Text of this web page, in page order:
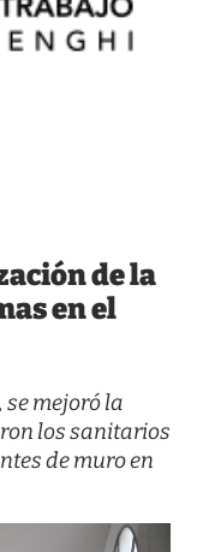
de la
en el
mejoró la
los sanitarios
de muro en